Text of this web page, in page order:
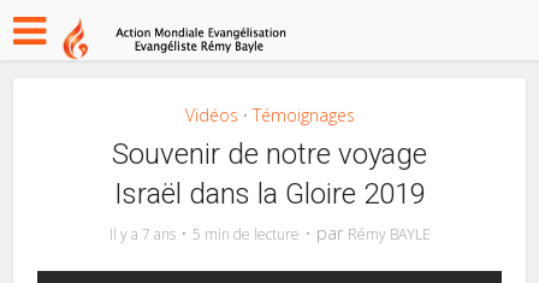
Vidéos • Témoignages
Souvenir de notre voyage
Israël dans la Gloire 2019
Il y a 7 ans 5 min de lecture par Rémy BAYLE